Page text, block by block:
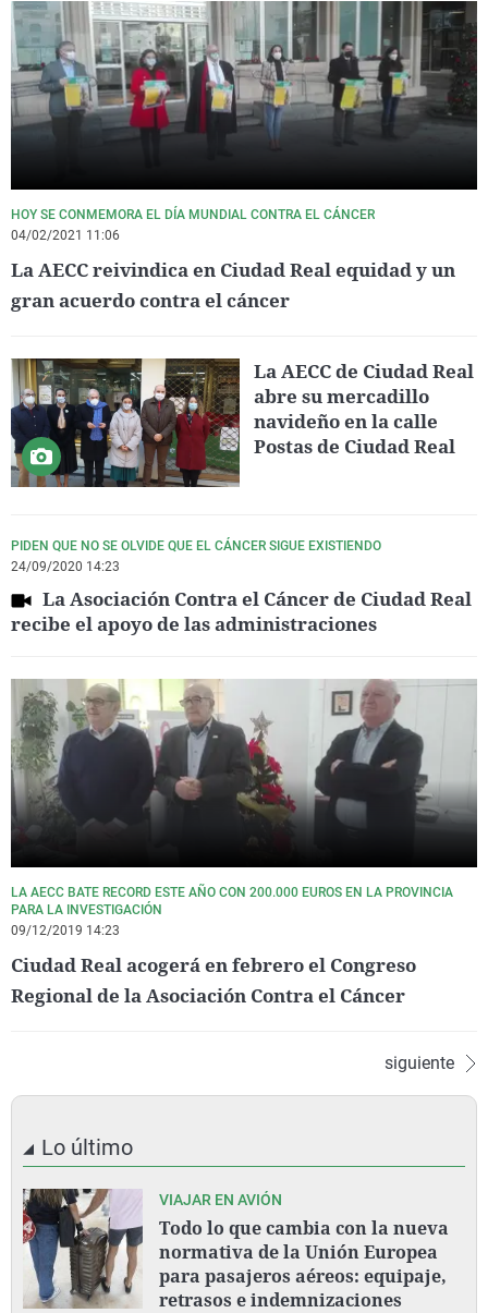
HOY SE CONMEMORA EL DÍA MUNDIAL CONTRA EL CÁNCER
04/02/2021 11:06
La AECC reivindica en Ciudad Real equidad y un
gran acuerdo contra el cáncer
La AECC de Ciudad Real
abre su mercadillo
navideño en la calle
Postas de Ciudad Real
PIDEN QUE NO SE OLVIDE QUE EL CÁNCER SIGUE EXISTIENDO
24/09/2020 14:23
La Asociación Contra el Cáncer de Ciudad Real
recibe el apoyo de las administraciones
LA AECC BATE RECORD ESTE AÑO CON 200.000 EUROS EN LA PROVINCIA
PARA LA INVESTIGACIÓN
09/12/2019 14:23
Ciudad Real acogerá en febrero el Congreso
Regional de la Asociación Contra el Cáncer
siguiente
Lo último
VIAJAR EN AVIÓN
Todo lo que cambia con la nueva
normativa de la Unión Europea
para pasajeros aéreos: equipaje,
retrasos e indemnizaciones